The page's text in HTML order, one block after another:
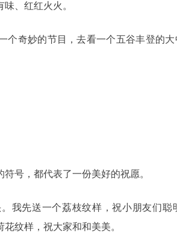
、红红火火。
个奇妙的节目，去看一个五谷丰登的
号，都代表了一份美好的祝愿。
我先送一个荔枝纹样，祝小朋友们聪
纹样，祝大家和和美美。